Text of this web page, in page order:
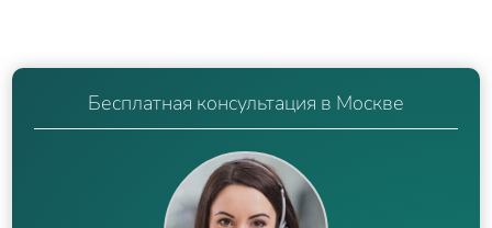
Бесплатная консультация в Москве